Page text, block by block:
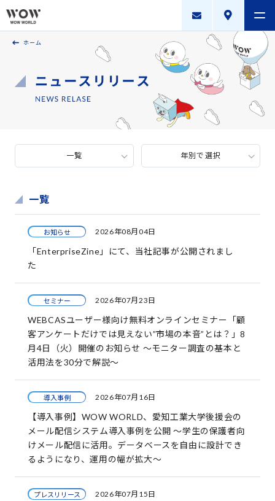
会社案内
採用案内
ニュースリリース
新規お取引に関する留意事項 ｜サイトマップ
ホーム
一覧 年別で選択
一覧
お知らせ 2026年08月04日
「EnterpriseZine」にて、当社記事が公開されまし
た
セミナー 2026年07月23日
WEBCASユーザー様向け無料オンラインセミナー「顧
客アンケートだけでは見えない”市場の本音”とは？」8
月4日（火）開催のお知らせ ～モニター調査の基本と
活用法を30分で解説～
導入事例 2026年07月16日
【導入事例】WOW WORLD、愛知工業大学後援会の
メール配信システム導入事例を公開 ～学生の保護者向
けメール配信に活用。データベースを自由に設計でき
るようになり、運用の幅が拡大～
プレスリリース 2026年07月15日